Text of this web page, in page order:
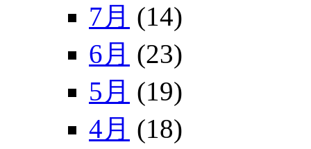
7月 (14)
6月 (23)
5月 (19)
4月 (18)